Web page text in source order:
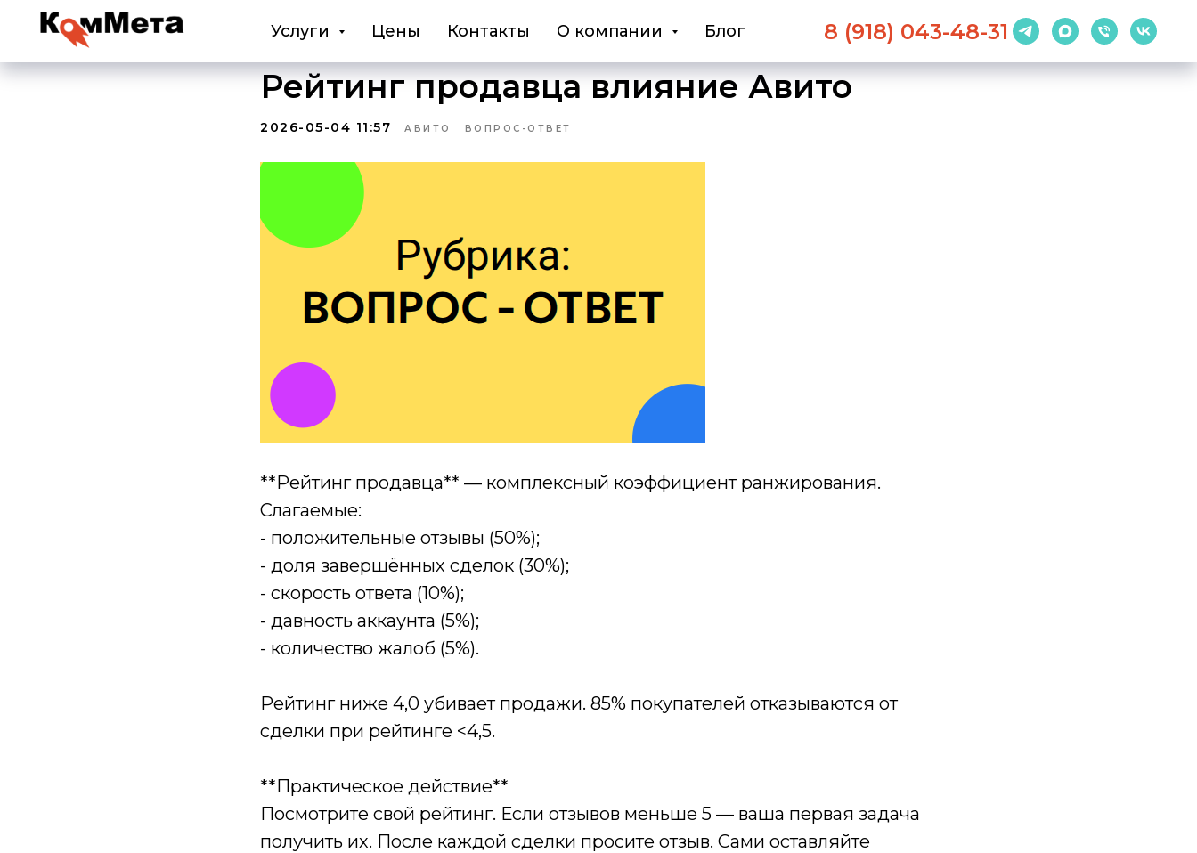
Услуги Цены Контакты О компании Блог 8 (918) 043-48-31
Рейтинг продавца влияние Авито
2026-05-04 11:57 АВИТО ВОПРОС-ОТВЕТ
**Рейтинг продавца** — комплексный коэффициент ранжирования.
Слагаемые:
- положительные отзывы (50%);
- доля завершённых сделок (30%);
- скорость ответа (10%);
- давность аккаунта (5%);
- количество жалоб (5%).
Рейтинг ниже 4,0 убивает продажи. 85% покупателей отказываются от
сделки при рейтинге <4,5.
**Практическое действие**
Посмотрите свой рейтинг. Если отзывов меньше 5 — ваша первая задача
получить их. После каждой сделки просите отзыв. Сами оставляйте